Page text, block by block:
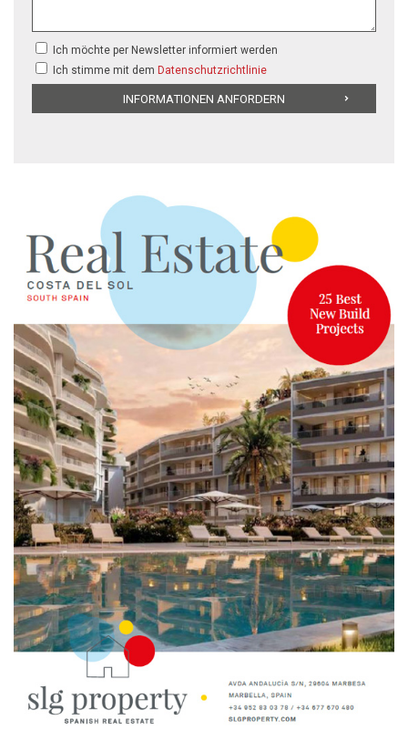
Ich möchte per Newsletter informiert werden
Ich stimme mit dem Datenschutzrichtlinie